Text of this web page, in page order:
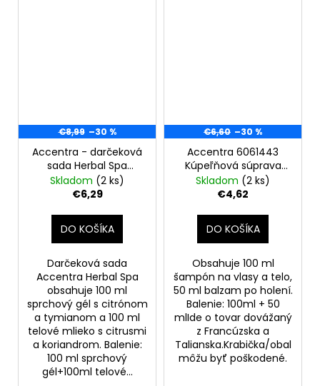
€8,99 –30 %
Accentra - darčeková
sada Herbal Spa
sprchový gél a telové
mlieko 100 ml
Skladom (2 ks)
€6,29
DO KOŠÍKA
Darčeková sada
Accentra Herbal Spa
obsahuje 100 ml
sprchový gél s citrónom
a tymianom a 100 ml
telové mlieko s citrusmi
a koriandrom. Balenie:
100 ml sprchový
gél+100ml telové...
€6,60 –30 %
Accentra 6061443
Kúpeľňová súprava
Pánska kolekcia Zimná
edícia
Skladom (2 ks)
€4,62
DO KOŠÍKA
Obsahuje 100 ml
šampón na vlasy a telo,
50 ml balzam po holení.
Balenie: 100ml + 50
mlIde o tovar dovážaný
z Francúzska a
Talianska.Krabička/obal
môžu byť poškodené.